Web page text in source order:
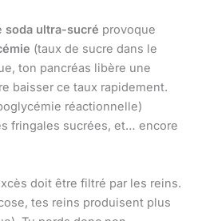
soda ultra-sucré provoque
(taux de sucre dans le
ton pancréas libère une
baisser ce taux rapidement.
réactionnelle)
fringales sucrées, et… encore
doit être filtré par les reins.
tes reins produisent plus